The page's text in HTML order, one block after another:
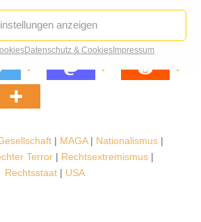
anzeigen
Datenschutz & CookiesImpressum
| MAGA| Nationalismus |
Terror | Rechtsextremismus |
Rechtsstaat | USA